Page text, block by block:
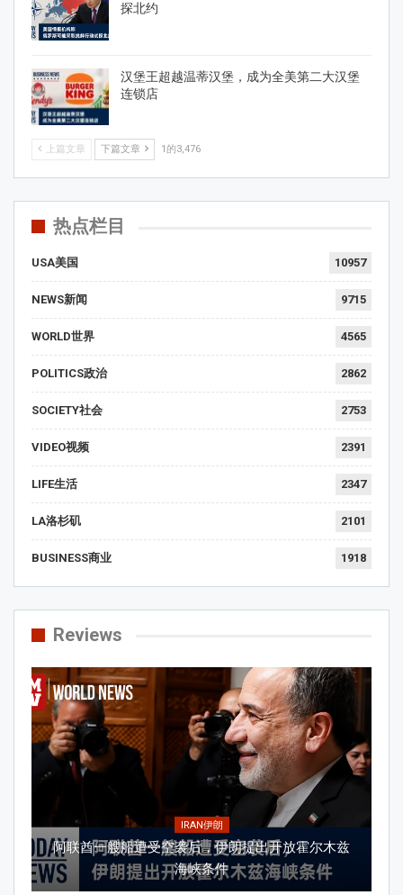
探北约
汉堡王超越温蒂汉堡，成为全美第二大汉堡
连锁店
上篇文章 下篇文章 1的3,476
热点栏目
USA美国 10957
NEWS新闻 9715
WORLD世界 4565
POLITICS政治 2862
SOCIETY社会 2753
VIDEO视频 2391
LIFE生活 2347
LA洛杉矶 2101
BUSINESS商业 1918
Reviews
IRAN伊朗
阿联酋一艘船遭受空袭后，伊朗提出开放霍尔木兹
海峡条件